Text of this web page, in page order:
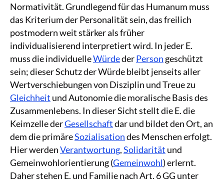
Normativität. Grundlegend für das Humanum muss
das Kriterium der Personalität sein, das freilich
postmodern weit stärker als früher
individualisierend interpretiert wird. In jeder E.
muss die individuelleWürdederPerson geschützt
sein; dieser Schutz der Würde bleibt jenseits aller
Wertverschiebungen von Disziplin und Treue zu
Gleichheit und Autonomie die moralische Basis des
Zusammenlebens. In dieser Sicht stellt die E. die
Keimzelle derGesellschaftdar und bildet den Ort, an
dem die primäreSozialisationdes Menschen erfolgt.
Hier werdenVerantwortung,Solidarität und
Gemeinwohlorientierung (Gemeinwohl) erlernt.
Daher stehen E. und Familie nach Art. 6 GG unter